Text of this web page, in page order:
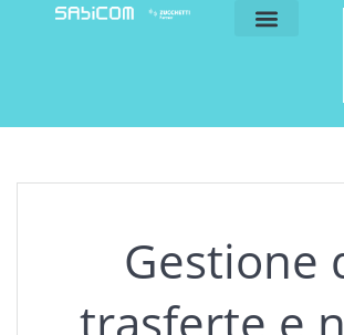
Gestione
trasferte e